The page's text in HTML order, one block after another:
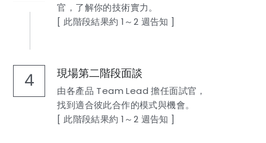
官，了解你的技術實力。
[ 此階段結果約 1～2 週告知 ]
4 現場第二階段面談
由各產品 Team Lead 擔任面試官，
找到適合彼此合作的模式與機會。
[ 此階段結果約 1～2 週告知 ]